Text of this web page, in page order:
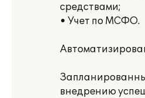
средствами;
• Учет по МСФО.
внедрению